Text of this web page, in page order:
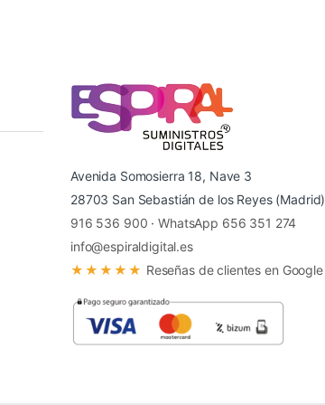
Avenida Somosierra 18, Nave 3
28703 San Sebastián de los Reyes (Madrid)
916 536 900 ·WhatsApp 656 351 274
info@espiraldigital.es
★★★★★ Reseñas de clientes en Google